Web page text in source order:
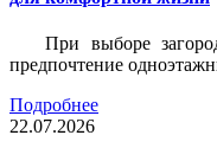
При выборе
предпочтение
Подробнее
22.07.2026